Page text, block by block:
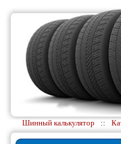
Шинный калькулятор ::